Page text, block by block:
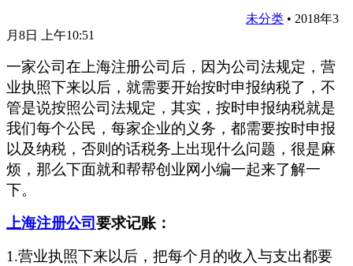
未分类 • 2018年3
月8日 上午10:51
一家公司在上海注册公司后，因为公司法规定，营
业执照下来以后，就需要开始按时申报纳税了，不
管是说按照公司法规定，其实，按时申报纳税就是
我们每个公民，每家企业的义务，都需要按时申报
以及纳税，否则的话税务上出现什么问题，很是麻
烦，那么下面就和帮帮创业网小编一起来了解一
下。
上海注册公司要求记账：
1.营业执照下来以后，把每个月的收入与支出都要